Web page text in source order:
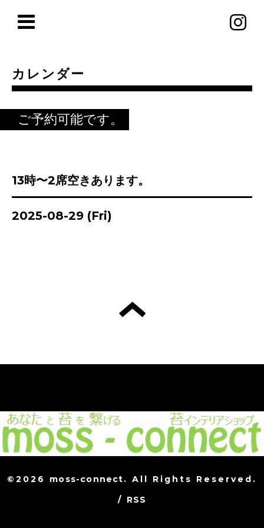
カレンダー
ご予約可能です。
13時〜2席空きあります。
2025-08-29 (Fri)
©2026 moss-connect. All Rights Reserved.
/ RSS